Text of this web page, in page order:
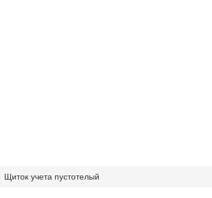
Щиток учета пустотелый